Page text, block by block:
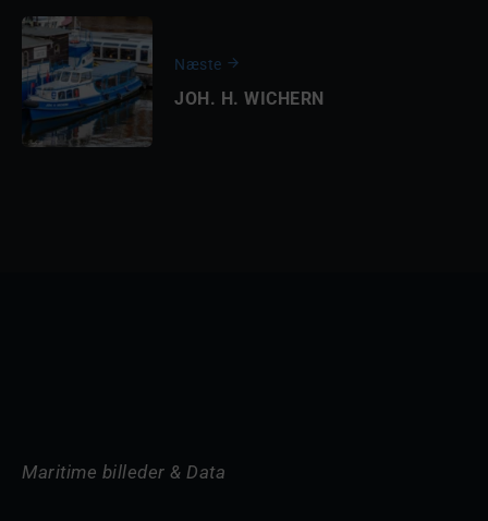
Næste
JOH. H. WICHERN
Maritime billeder & Data